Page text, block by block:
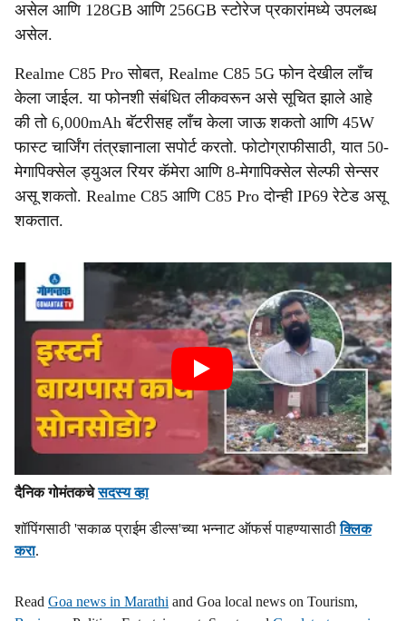
असेल आणि 128GB आणि 256GB स्टोरेज प्रकारांमध्ये उपलब्ध
असेल.
Realme C85 Pro सोबत, Realme C85 5G फोन देखील लाँच
केला जाईल. या फोनशी संबंधित लीकवरून असे सूचित झाले आहे
की तो 6,000mAh बॅटरीसह लाँच केला जाऊ शकतो आणि 45W
फास्ट चार्जिंग तंत्रज्ञानाला सपोर्ट करतो. फोटोग्राफीसाठी, यात 50-
मेगापिक्सेल ड्युअल रियर कॅमेरा आणि 8-मेगापिक्सेल सेल्फी सेन्सर
असू शकतो. Realme C85 आणि C85 Pro दोन्ही IP69 रेटेड असू
शकतात.
दैनिक गोमंतकचेसदस्य व्हा
शॉपिंगसाठी 'सकाळ प्राईम डील्स'च्या भन्नाट ऑफर्स पाहण्यासाठीक्लिक
करा.
Read Goa news in Marathi and Goa local news on Tourism,